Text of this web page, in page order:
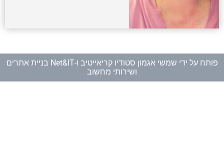
פותח על ידי שמשי אגמון סטודיו קריאייטיב ו-
Net&IT בניית אתרים
ושירותי מחשוב